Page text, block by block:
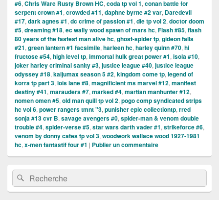
#6, Chris Ware Rusty Brown HC, coda tp vol 1, conan battle for
serpent crown #1, crowded #11, daphne byrne #2 var, Daredevil
#17, dark agnes #1, dc crime of passion #1, die tp vol 2, doctor doom
#5, dreaming #18, ec wally wood spawn of mars hc, Flash #85, flash
80 years of the fastest man alive hc, ghost-spider tp, gideon falls
#21, green lantern #1 facsimile, harleen hc, harley quinn #70, hi
fructose #54, high level tp, immortal hulk great power #1, isola #10,
joker harley criminal sanity #3, justice league #40, justice league
odyssey #18, kaijumax season 5 #2, kingdom come tp, legend of
korra tp part 3, lois lane #8, magnificient ms marvel #12, manifest
destiny #41, marauders #7, marked #4, martian manhunter #12,
nomen omen #5, old man quill tp vol 2, pogo comp syndicated strips
hc vol 6, power rangers tmnt "3, punisher epic collectiontp, rred
sonja #13 cvr B, savage avengers #0, spider-man & venom double
trouble #4, spider-verse #5, star wars darth vader #1, strikeforce #6,
venom by donny cates tp vol 3, woodwork wallace wood 1927-1981
hc, x-men fantastif four #1 | Publier un commentaire
Zone
principale
de
widget
Recherche :Rechercher